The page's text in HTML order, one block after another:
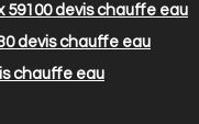
59100devis chauffe eau
devis chauffe eau
chauffe eau